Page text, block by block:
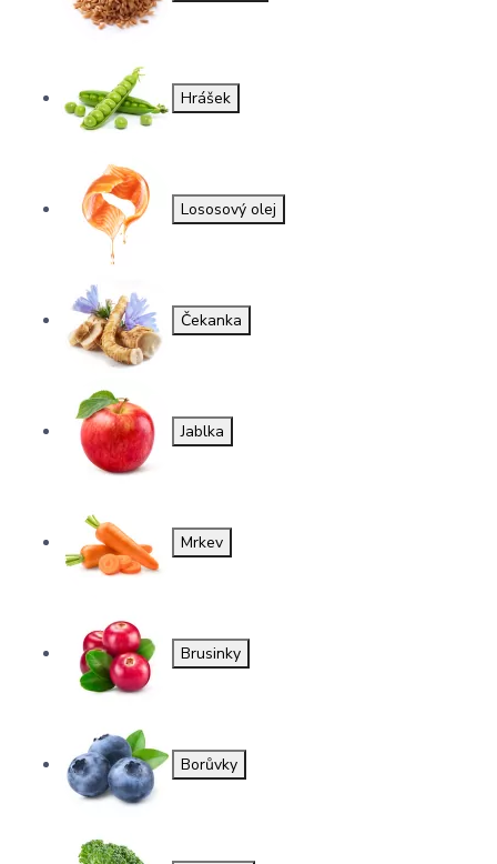
Hrášek
Lososový olej
Čekanka
Jablka
Mrkev
Brusinky
Borůvky